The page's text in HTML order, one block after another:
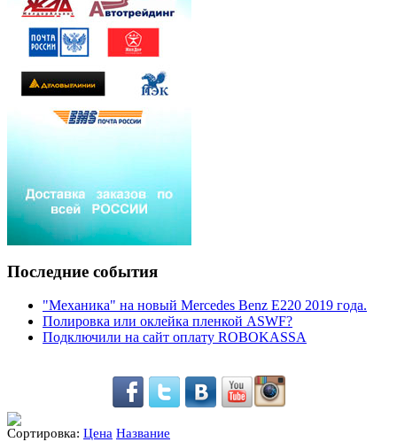
Последние события
"Механика" на новый Mercedes Benz E220 2019 года.
Полировка или оклейка пленкой ASWF?
Подключили на сайт оплату ROBOKASSA
Сортировка: Цена Название